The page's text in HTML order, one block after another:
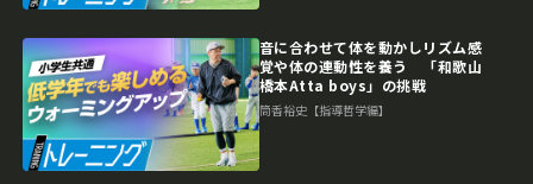
音に合わせて体を動かしリズム感
覚や体の連動性を養う 「和歌山
橋本Atta boys」の挑戦
筒香裕史【指導哲学編】